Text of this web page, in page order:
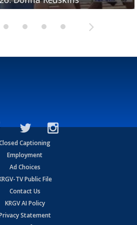
Captioning
Employment
Ad Choices
TV Public File
Contact Us
KRGV AI Policy
Statement